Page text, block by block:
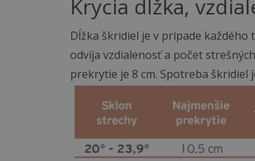
Krycia dĺžka,
Dĺžka škridiel je v prípade každého
odvíja vzdialenosť a počet
prekrytie je 8 cm. Spotreba škridiel